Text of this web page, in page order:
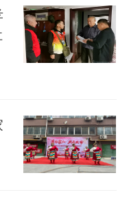
少居民早早到
文艺佳作、共叙
围。
现场氛围。本次
纷呈，兼具传统
舞、戏曲、器乐